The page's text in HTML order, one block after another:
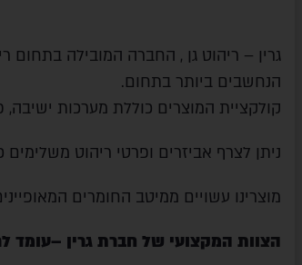
גרין – ריהוט גן , החברה המובילה בתחום
הנחשבים ביותר בתחום.
קולקציית המוצרים כוללת מערכות ישיבה,
ניתן לצרף אביזרים ופרטי ריהוט משלימים
מוצרינו עשויים ממיטב החומרים
הצוות המקצועי של חברת גרין